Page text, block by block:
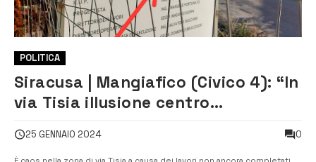
POLITICA
Siracusa | Mangiafico (Civico 4): “In
via Tisia illusione centro
solo caos parcheggi”
25 GENNAIO 2024 0